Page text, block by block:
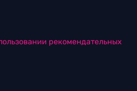
рекомендательных